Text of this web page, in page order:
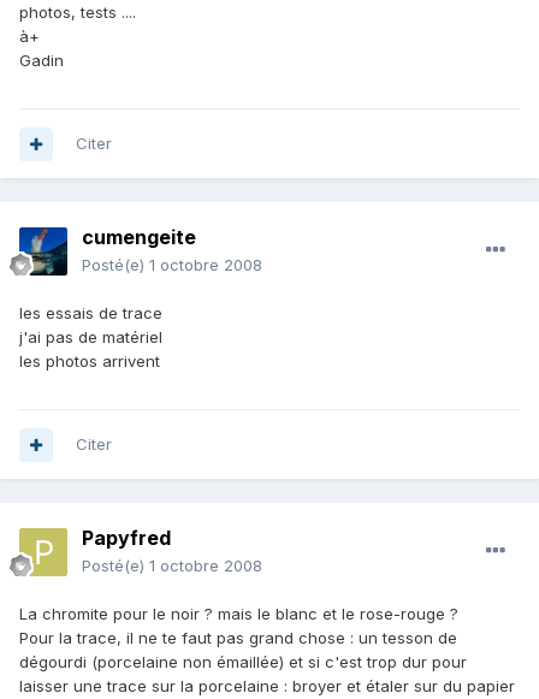
photos, tests ....
à+
Gadin
Citer
cumengeite
Posté(e) 1 octobre 2008
les essais de trace
j'ai pas de matériel
les photos arrivent
Citer
Papyfred
Posté(e) 1 octobre 2008
La chromite pour le noir ? mais le blanc et le rose-rouge ?
Pour la trace, il ne te faut pas grand chose : un tesson de
dégourdi (porcelaine non émaillée) et si c'est trop dur pour
laisser une trace sur la porcelaine : broyer et étaler sur du papier